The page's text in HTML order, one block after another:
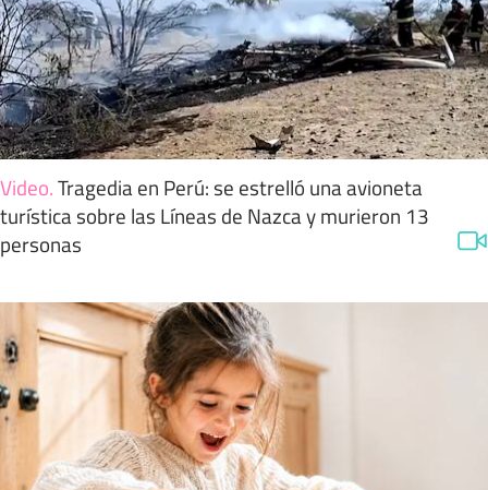
Video.Tragedia en Perú: se estrelló una avioneta
turística sobre las Líneas de Nazca y murieron 13
personas